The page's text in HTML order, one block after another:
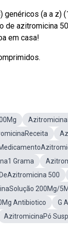
(a a z)
de azitromicina
em casa!
Grama
500
200Mg/5Ml
Antibiotico
G
AzitromicinaPó